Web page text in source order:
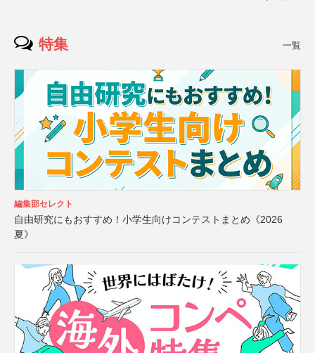
特集 一覧
編集部セレクト
自由研究にもおすすめ！小学生向けコンテストまとめ《2026
夏》